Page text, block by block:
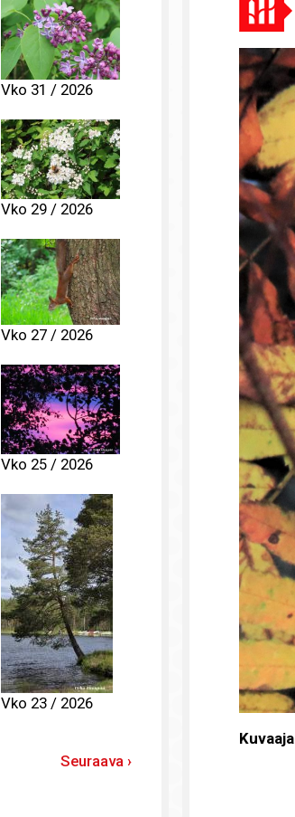
Kuvaaja
Vko 31 / 2026
Vko 29 / 2026
Vko 27 / 2026
Vko 25 / 2026
Vko 23 / 2026
Seuraava
Seuraava ›